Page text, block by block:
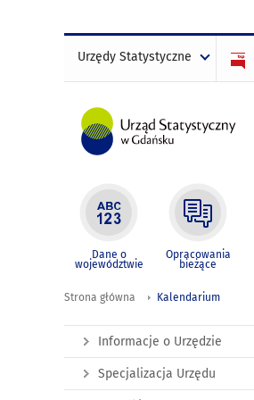
Urzędy Statystyczne
Dane o
województwie
Opracowania
bieżące
Strona główna Kalendarium
Informacje o Urzędzie
Specjalizacja Urzędu